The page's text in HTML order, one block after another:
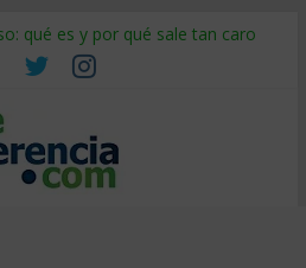
qué es y por qué sale tan caro
después del terremoto
liderar el cambio sin fracasar
con IA: qué cambia en el oficio
evitar que todos piensen igual